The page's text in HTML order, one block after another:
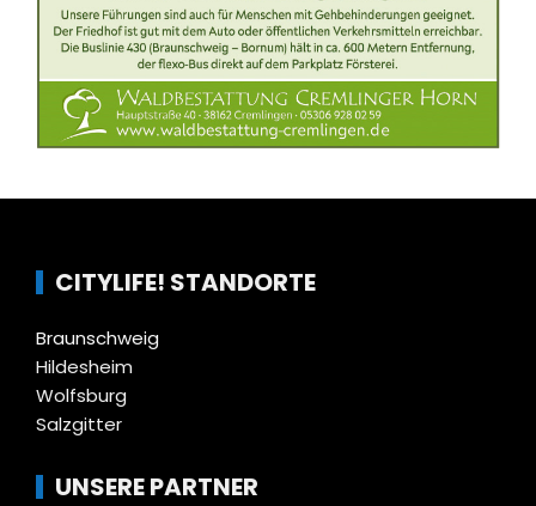
CITYLIFE! STANDORTE
Braunschweig
Hildesheim
Wolfsburg
Salzgitter
UNSERE PARTNER